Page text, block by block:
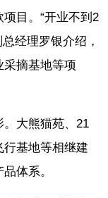
目。“开业不到2
经理罗银介绍，
摘基地等项
大熊猫苑、21
基地等相继建
体系。